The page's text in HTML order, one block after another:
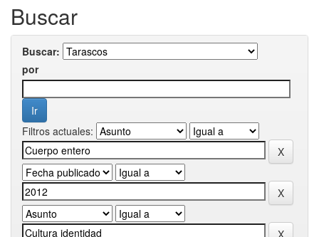
Buscar
Buscar:
por
Filtros actuales: